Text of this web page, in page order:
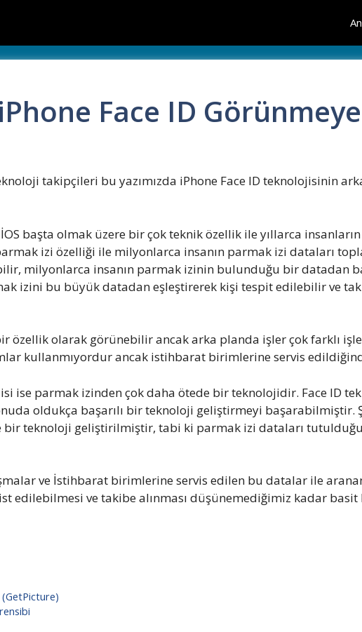
iPhone Face ID
takipçileri bu yazımızda iPhone Face ID teknolojisinin
başta olmak üzere bir çok teknik özellik ile yıllarca
izi özelliği ile milyonlarca insanın parmak izi dataları
milyonlarca insanın parmak izinin bulunduğu bir datadan
izini bu büyük datadan eşleştirerek kişi tespit edilebilir ve
özellik olarak görünebilir ancak arka planda işler çok farklı
kullanmıyordur ancak istihbarat birimlerine servis
ise parmak izinden çok daha ötede bir teknolojidir. Face ID
oldukça başarılı bir teknoloji geliştirmeyi başarabilmiştir.
bir teknoloji geliştirilmiştir, tabi ki parmak izi dataları
ve İstihbarat birimlerine servis edilen bu datalar ile
edilebilmesi ve takibe alınması düşünemediğimiz kadar